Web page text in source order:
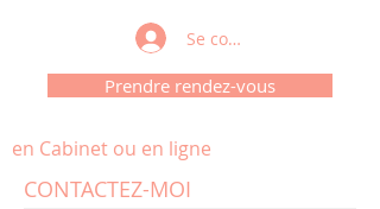
Se connecter
Prendre rendez-vous
en Cabinet ou en ligne
CONTACTEZ-MOI